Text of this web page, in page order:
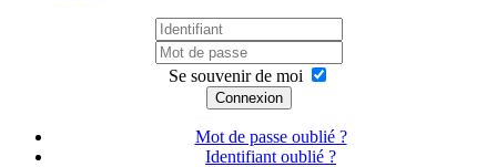
Se souvenir de moi
Connexion
Mot de passe oublié ?
Identifiant oublié ?